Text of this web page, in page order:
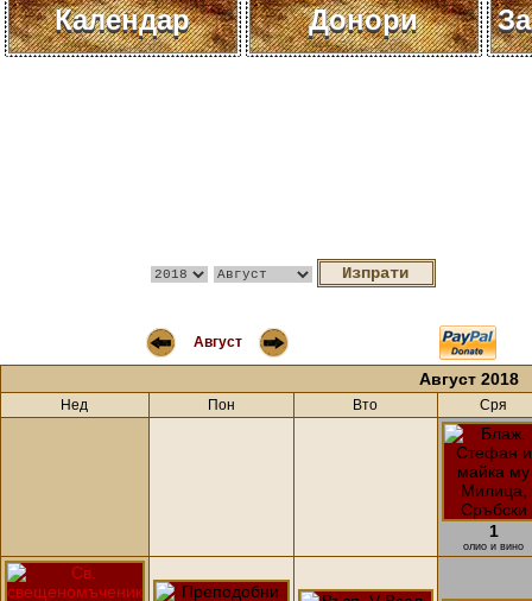
Календар Донори
Август
Август 2018
Нед Пон Вто Сря
1
олио и вино